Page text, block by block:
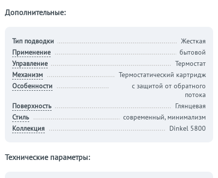
Дополнительные:
Тип подводки
Жесткая
Применение
бытовой
Управление
Термостат
Механизм
Термостатический картридж
Особенности
с защитой от обратного
потока
Поверхность
Глянцевая
Стиль
современный, минимализм
Коллекция
Dinkel 5800
Технические параметры: